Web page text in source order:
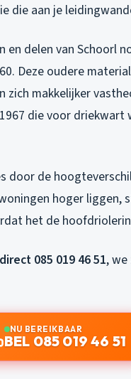
die aan je
en delen van Schoorl
Deze oudere
zich makkelijker
die voor
door de
hoger
het de
085 019 46 51,
NU BEREIKBAAR
BEL 085 019 46 51